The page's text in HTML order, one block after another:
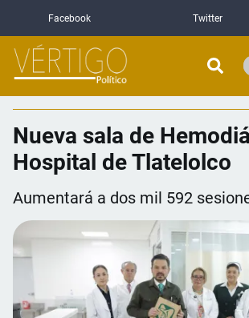
Facebook Twitter
Nueva sala de
Hospital de Tlatelolco
Aumentará a dos mil 592